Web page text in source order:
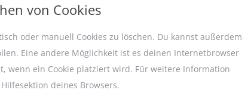
von Cookies
oder manuell Cookies zu löschen. Du kannst außerdem
Eine andere Möglichkeit ist es deinen Internetbrowser
wenn ein Cookie platziert wird. Für weitere Information
deines Browsers.